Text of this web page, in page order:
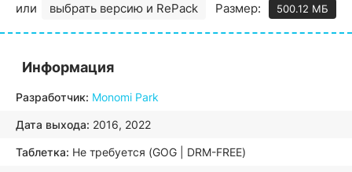
или
выбрать версию и RePack Размер: 500.12 МБ
Информация
Разработчик: Monomi Park
Дата выхода: 2016, 2022
Таблетка: Не требуется (GOG | DRM-FREE)